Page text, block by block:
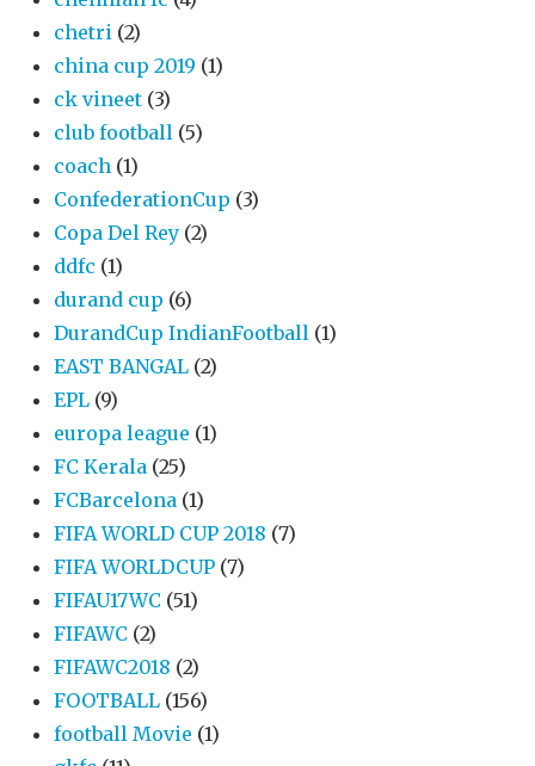
chetri (2)
china cup 2019 (1)
ck vineet (3)
club football (5)
coach (1)
ConfederationCup (3)
Copa Del Rey (2)
ddfc (1)
durand cup (6)
DurandCup IndianFootball (1)
EAST BANGAL (2)
EPL (9)
europa league (1)
FC Kerala (25)
FCBarcelona (1)
FIFA WORLD CUP 2018 (7)
FIFA WORLDCUP (7)
FIFAU17WC (51)
FIFAWC (2)
FIFAWC2018 (2)
FOOTBALL (156)
football Movie (1)